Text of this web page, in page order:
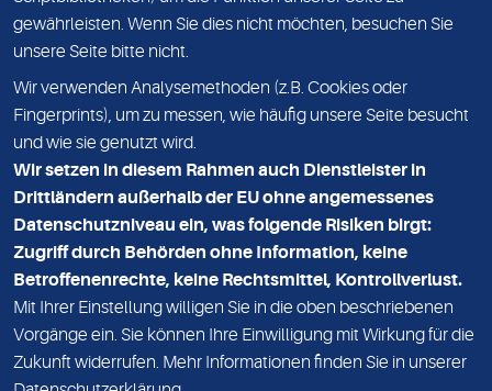
Vereinbarung einverstanden.
DATENSCHUTZ
KONTAKT
NEWSLETTER
ADRESSE
MVZ Medizinisches Labor Nord MLN GmbH
Essener Straße 108
22419 Hamburg
gewährleisten. Wenn Sie dies nicht möchten, besuchen Sie
unsere Seite bitte nicht.
Wir verwenden Analysemethoden (z.B. Cookies oder
Fingerprints), um zu messen, wie häufig unsere Seite besucht
und wie sie genutzt wird.
Wir setzen in diesem Rahmen auch Dienstleister in
Drittländern außerhalb der EU ohne angemessenes
Datenschutzniveau ein, was folgende Risiken birgt:
Zugriff durch Behörden ohne Information, keine
Betroffenenrechte, keine Rechtsmittel, Kontrollverlust.
Mit Ihrer Einstellung willigen Sie in die oben beschriebenen
Vorgänge ein. Sie können Ihre Einwilligung mit Wirkung für die
Zukunft widerrufen. Mehr Informationen finden Sie in unserer